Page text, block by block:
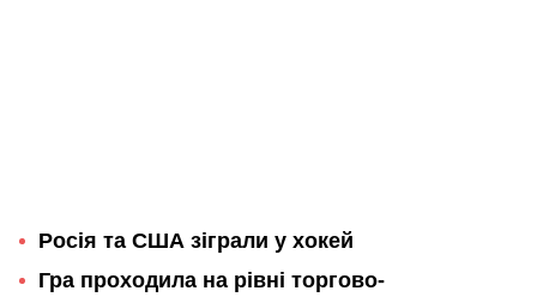
Росія та США зіграли у хокей
Гра проходила на рівні торгово-